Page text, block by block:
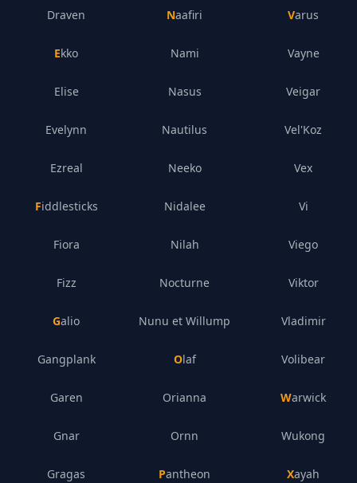
Draven
Ekko
Elise
Evelynn
Ezreal
Fiddlesticks
Fiora
Fizz
Galio
Gangplank
Garen
Gnar
Gragas
Naafiri
Nami
Nasus
Nautilus
Neeko
Nidalee
Nilah
Nocturne
Nunu et Willump
Olaf
Orianna
Ornn
Pantheon
Varus
Vayne
Veigar
Vel'Koz
Vex
Vi
Viego
Viktor
Vladimir
Volibear
Warwick
Wukong
Xayah